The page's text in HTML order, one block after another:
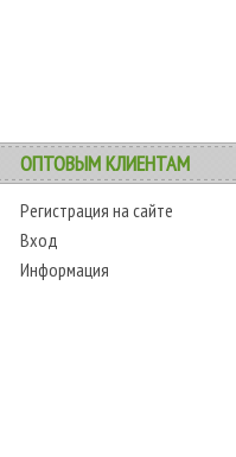
ОПТОВЫМ КЛИЕНТАМ
Регистрация на сайте
Вход
Информация